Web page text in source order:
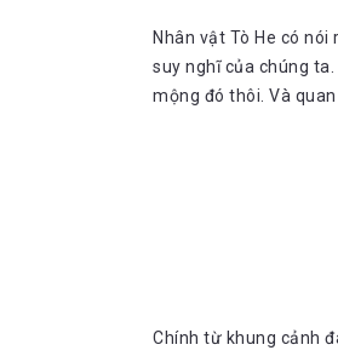
Nhân vật Tò He có
suy nghĩ của chúng
mộng đó thôi. Và
Chính từ khung cảnh